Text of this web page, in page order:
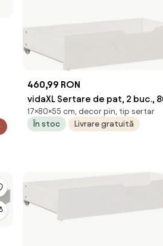
460,99 RON
vidaXL Sertare de pat, 2 buc.,
cm, alb, lemn masiv de pin
17×80×55 cm, decor pin, tip sertar
În stoc
Livrare gratuită